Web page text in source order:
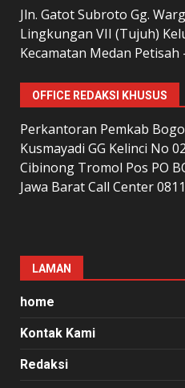
Jln. Gatot Subroto Gg.
Lingkungan VII (Tujuh)
Kecamatan Medan Petisah
OFFICE REDAKSI KHUSUS
Perkantoran Pemkab
Kusmayadi GG Kelinci No
Cibinong Tromol Pos PO
Jawa Barat Call Center
LAMAN
home
Kontak Kami
Redaksi